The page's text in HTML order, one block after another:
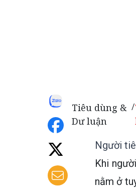
Tiêu dùng &
Dư luận
/
Người
Khi
nằm ở